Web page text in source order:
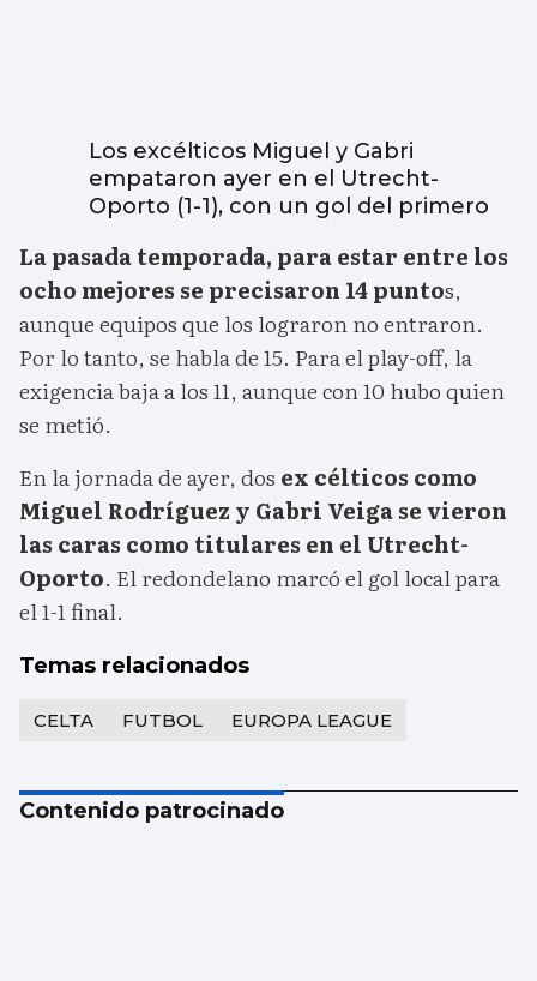
Los excélticos Miguel y Gabri
empataron ayer en el Utrecht-
Oporto (1-1), con un gol del primero
La pasada temporada, para estar entre los
ocho mejores se precisaron 14 puntos,
aunque equipos que los lograron no entraron.
Por lo tanto, se habla de 15. Para el play-off, la
exigencia baja a los 11, aunque con 10 hubo quien
se metió.
En la jornada de ayer, dos ex célticos como
Miguel Rodríguez y Gabri Veiga se vieron
las caras como titulares en el Utrecht-
Oporto. El redondelano marcó el gol local para
el 1-1 final.
Temas relacionados
CELTA FUTBOL EUROPA LEAGUE
Contenido patrocinado